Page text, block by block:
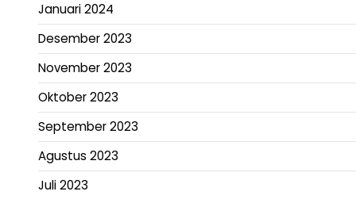
Januari 2024
Desember 2023
November 2023
Oktober 2023
September 2023
Agustus 2023
Juli 2023